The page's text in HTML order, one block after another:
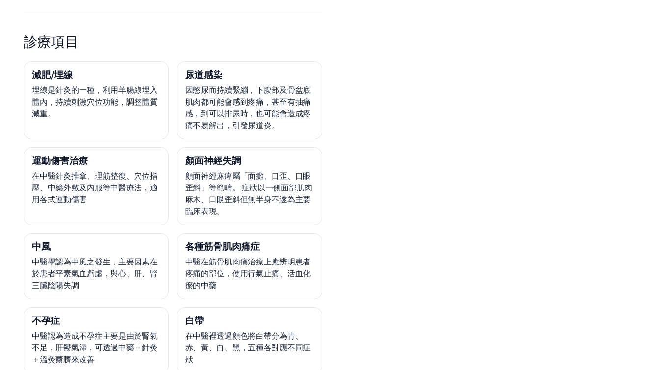
診療項目
減肥/埋線
埋線是針灸的一種，利用羊腸線埋入
體內，持續刺激穴位功能，調整體質
減重。
尿道感染
因憋尿而持續緊繃，下腹部及骨盆底
肌肉都可能會感到疼痛，甚至有抽痛
感，到可以排尿時，也可能會造成疼
痛不易解出，引發尿道炎。
運動傷害治療
在中醫針灸推拿、理筋整復、穴位指
壓、中藥外敷及內服等中醫療法，適
用各式運動傷害
顏面神經失調
顏面神經麻痺屬「面癱、口歪、口眼
歪斜」等範疇。 症狀以一側面部肌肉
麻木、口眼歪斜但無半身不遂為主要
臨床表現。
中風
中醫學認為中風之發生，主要因素在
於患者平素氣血虧虛，與心、肝、腎
三臟陰陽失調
各種筋骨肌肉痛症
中醫在筋骨肌肉痛治療上應辨明患者
疼痛的部位，使用行氣止痛、活血化
瘀的中藥
不孕症
中醫認為造成不孕症主要是由於腎氣
不足，肝鬱氣滯，可透過中藥＋針灸
＋溫灸薰臍來改善
白帶
在中醫裡透過顏色將白帶分為青、
赤、黃、白、黑，五種各對應不同症
狀